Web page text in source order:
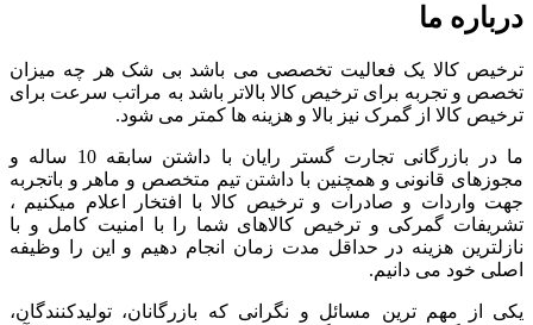
درباره ما
ترخیص کالا یک فعالیت تخصصی می باشد بی شک هر چه میزان
تخصص و تجربه برای ترخیص کالا بالاتر باشد به مراتب سرعت برای
ترخیص کالا از گمرک نیز بالا و هزینه ها کمتر می شود.
ما در بازرگانی تجارت گستر رایان با داشتن سابقه 10 ساله و
مجوزهای قانونی و همچنین با داشتن تیم متخصص و ماهر و باتجربه
جهت واردات و صادرات و ترخیص کالا با افتخار اعلام میکنیم ،
تشریفات گمرکی و ترخیص کالاهای شما را با امنیت کامل و با
نازلترین هزینه در حداقل مدت زمان انجام دهیم و این را وظیفه
اصلی خود می دانیم.
یکی از مهم ترین مسائل و نگرانی که بازرگانان، تولیدکنندگان،